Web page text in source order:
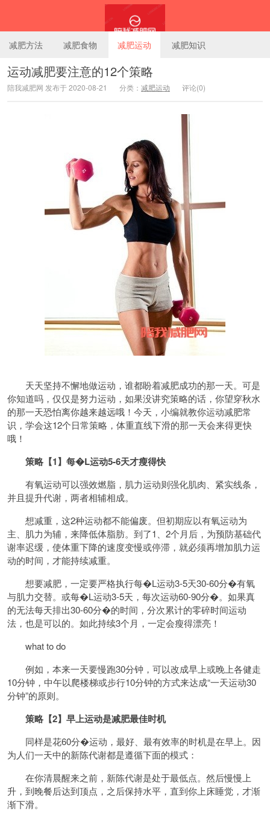
陪我减肥网
减肥方法 减肥食物 减肥运动 减肥知识
运动减肥要注意的12个策略
陪我减肥网 发布于 2020-08-21 分类： 减肥运动 评论(0)
天天坚持不懈地做运动，谁都盼着减肥成功的那一天。可是
你知道吗，仅仅是努力运动，如果没讲究策略的话，你望穿秋水
的那一天恐怕离你越来越远哦！今天，小编就教你运动减肥常
识，学会这12个日常策略，体重直线下滑的那一天会来得更快
哦！
策略【1】每�L运动5-6天才瘦得快
有氧运动可以强效燃脂，肌力运动则强化肌肉、紧实线条，
并且提升代谢，两者相辅相成。
想减重，这2种运动都不能偏废。但初期应以有氧运动为
主、肌力为辅，来降低体脂肪。到了1、2个月后，为预防基础代
谢率迟缓，使体重下降的速度变慢或停滞，就必须再增加肌力运
动的时间，才能持续减重。
想要减肥，一定要严格执行每�L运动3-5天30-60分�有氧
与肌力交替。或每�L运动3-5天，每次运动60-90分�。如果真
的无法每天排出30-60分�的时间，分次累计的零碎时间运动
法，也是可以的。如此持续3个月，一定会瘦得漂亮！
what to do
例如，本来一天要慢跑30分钟，可以改成早上或晚上各健走
10分钟，中午以爬楼梯或步行10分钟的方式来达成“一天运动30
分钟”的原则。
策略【2】早上运动是减肥最佳时机
同样是花60分�运动，最好、最有效率的时机是在早上。因
为人们一天中的新陈代谢都是遵循下面的模式：
在你清晨醒来之前，新陈代谢是处于最低点。然后慢慢上
升，到晚餐后达到顶点，之后保持水平，直到你上床睡觉，才渐
渐下滑。